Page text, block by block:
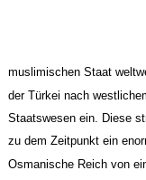
muslimischen Staat
der Türkei nach
Staatswesen ein. Diese
zu dem Zeitpunkt ein
Osmanische Reich von